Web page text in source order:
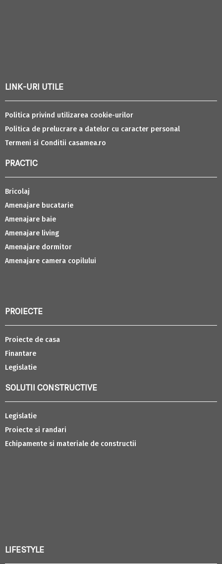
LINK-URI UTILE
Politica privind utilizarea cookie-urilor
Politica de prelucrare a datelor cu caracter personal
Termeni si Conditii casamea.ro
PRACTIC
Bricolaj
Amenajare bucatarie
Amenajare baie
Amenajare living
Amenajare dormitor
Amenajare camera copilului
PROIECTE
Proiecte de casa
Finantare
Legislatie
SOLUTII CONSTRUCTIVE
Legislatie
Proiecte si randari
Echipamente si materiale de constructii
LIFESTYLE